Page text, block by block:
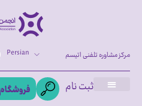
Persian مرکز مشاوره تلفنی اتیسم
ثبت نام فروشگاه